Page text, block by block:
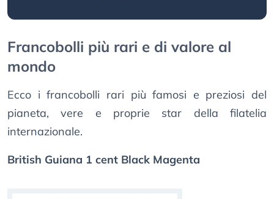
Francobolli più rari e di valore al
mondo
Ecco i francobolli rari più famosi e preziosi del
pianeta, vere e proprie star della filatelia
internazionale.
British Guiana 1 cent Black Magenta